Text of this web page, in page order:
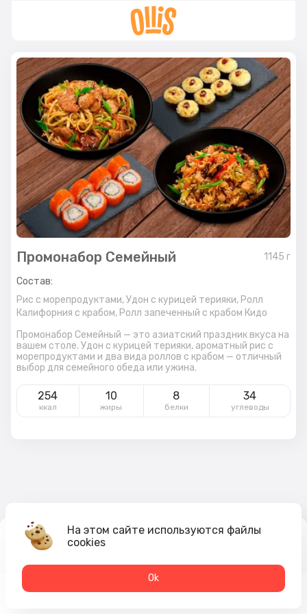
Промонабор Семейный 1145 г
Состав:
Рис с морепродуктами,Удон с курицей терияки, Ролл
Калифорния с крабом, Ролл запеченный с крабом Кидо
Промонабор Семейный — это азиатский праздник вкуса на
вашем столе. Удон с курицей терияки, ароматный рис с
морепродуктами и два вида роллов с крабом — отличный
выбор для семейного обеда или ужина.
254
ккал
10
жиры
8
белки
34
углеводы
1 685₽
1 788 ₽
На этом сайте используются файлы
cookies
Оk